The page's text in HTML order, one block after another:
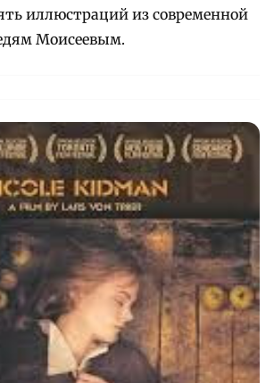
иллюстраций из современной
Моисеевым.